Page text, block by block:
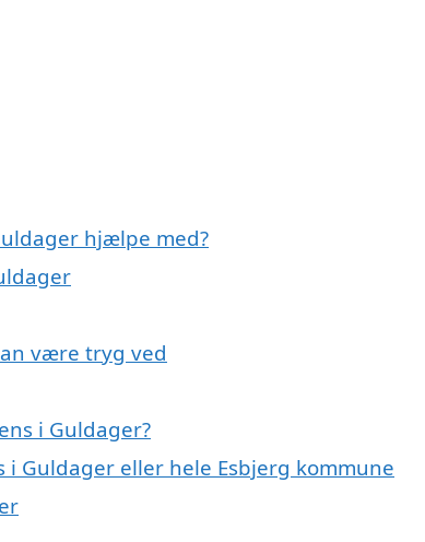
hjælpe med?
være tryg ved
i Guldager?
Guldager eller hele Esbjerg kommune